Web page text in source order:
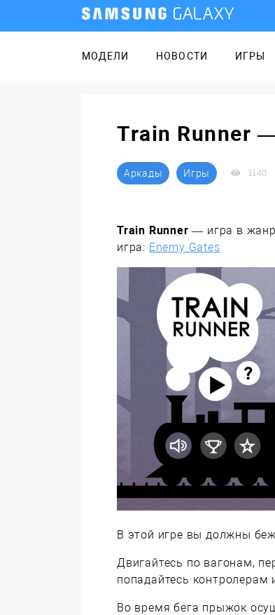
МОДЕЛИ НОВОСТИ ИГРЫ
Train Runner
Аркады Игры 1140
Train Runner — игра в
игра: Enemy Gates
В этой игре вы должны
Двигайтесь по вагонам,
попадайтесь контролерам
Во время бега прыжок